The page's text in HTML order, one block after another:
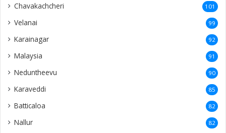
Chavakachcheri 101
Velanai 99
Karainagar 92
Malaysia 91
Neduntheevu 90
Karaveddi 85
Batticaloa 82
Nallur 82